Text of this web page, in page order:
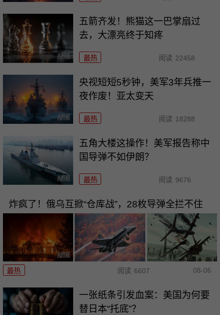
五箭齐发！熊猫这一巴掌扇过
去，大漂亮终于知疼
最热 阅读 22458
央视短短5秒钟，美军3年兵推一
夜作废！亚太变天
最热 阅读 18288
五角大楼这操作！美军报告称中
国导弹不如伊朗？
最热 阅读 9676
炸疯了！俄乌互掀“仓库战”，28枚导弹全拦不住
最热 阅读 6607 08-06
一张纸条引发血案：美国为何要
替日本“托底”？